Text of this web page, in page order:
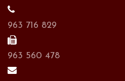
963 716 829
963 560 478